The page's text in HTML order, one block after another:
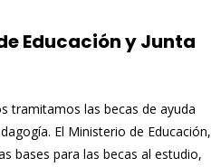
Educación y Junta
tramitamos las becas de ayuda
El Ministerio de Educación,
bases para las becas al estudio,